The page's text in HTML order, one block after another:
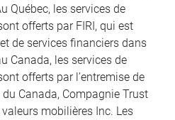
Québec, les services de
offerts par FIRI, qui est
de services financiers dans
Canada, les services de
offerts par l’entremise de
du Canada, Compagnie Trust
mobilières Inc. Les